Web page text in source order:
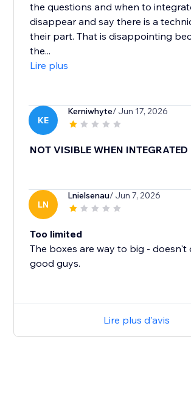
the questions and when to
disappear and say there is a
their part. That is disappointing
the...
Lire plus
KE
Kerniwhyte/ Jun 17, 2026
NOT VISIBLE WHEN INTEGRATED
LN
Lnielsenau/ Jun 7, 2026
Too limited
The boxes are way to big - doesn't
good guys.
Lire plus d'avis